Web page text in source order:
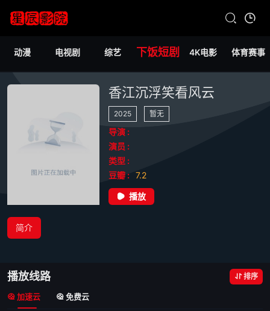
动漫 电视剧 综艺 下饭短剧 4K电影 体育赛事
香江沉浮笑看风云
2025 暂无
导演 :
演员 :
类型 :
豆瓣 :
7.2
播放
简介
播放线路 排序
加速云 免费云